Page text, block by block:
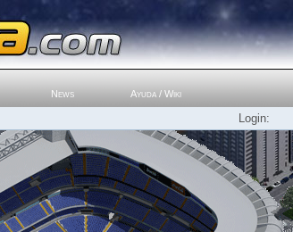
News Ayuda / Wiki
Login: